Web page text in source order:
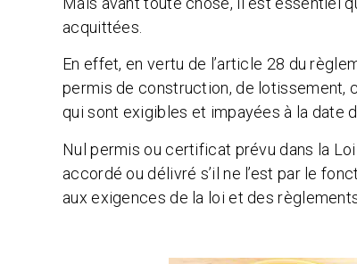
acquittées.
En effet, en vertu de l’article 28 du
permis de construction, de lotissement,
qui sont exigibles et impayées à la date
Nul permis ou certificat prévu dans la
accordé ou délivré s’il ne l’est par le
aux exigences de la loi et des